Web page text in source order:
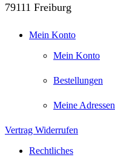
79111 Freiburg
Mein Konto
Mein Konto
Bestellungen
Meine Adressen
Vertrag Widerrufen
Rechtliches